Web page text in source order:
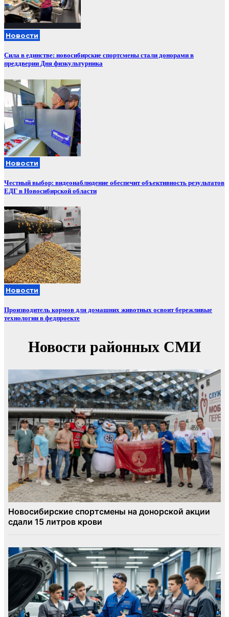
Новости
Сила в единстве: новосибирские спортсмены стали донорами в
преддверии Дня физкультурника
Новости
Честный выбор: видеонаблюдение обеспечит объективность результатов
ЕДГ в Новосибирской области
Новости
Производитель кормов для домашних животных освоит бережливые
технологии в федпроекте